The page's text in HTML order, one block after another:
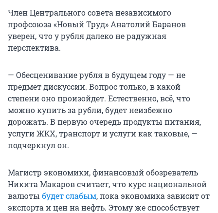
Член Центрального совета независимого
профсоюза «Новый Труд» Анатолий Баранов
уверен, что у рубля далеко не радужная
перспектива.
— Обесценивание рубля в будущем году — не
предмет дискуссии. Вопрос только, в какой
степени оно произойдет. Естественно, всё, что
можно купить за рубли, будет неизбежно
дорожать. В первую очередь продукты питания,
услуги ЖКХ, транспорт и услуги как таковые, —
подчеркнул он.
Магистр экономики, финансовый обозреватель
Никита Макаров считает, что курс национальной
валюты будет слабым, пока экономика зависит от
экспорта и цен на нефть. Этому же способствует